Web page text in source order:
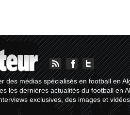
des médias spécialisés en football en
les dernières actualités du football en
exclusives, des images et